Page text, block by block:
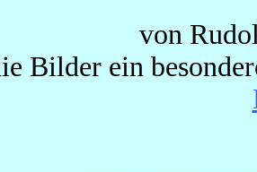
von
Bilder ein